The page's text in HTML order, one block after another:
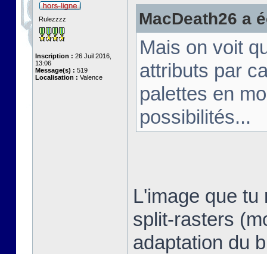
Rulezzzz
Inscription : 26 Juil 2016,
13:06
Message(s) : 519
Localisation : Valence
MacDeath26 a
Mais on voit
attributs par
palettes en
possibilités...
L'image que
split-rasters
adaptation du